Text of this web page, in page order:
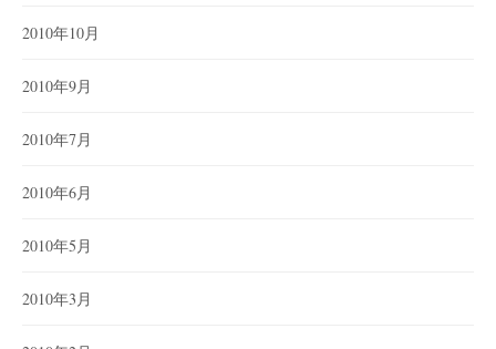
2010年10月
2010年9月
2010年7月
2010年6月
2010年5月
2010年3月